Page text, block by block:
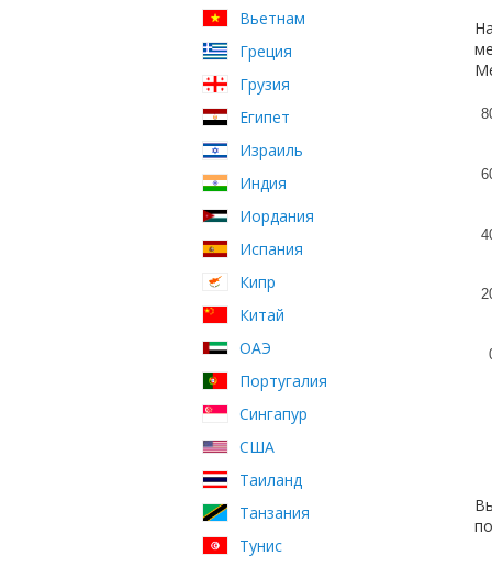
Вьетнам
Греция
Грузия
Египет
Израиль
Индия
Иордания
Испания
Кипр
Китай
ОАЭ
Португалия
Сингапур
США
Таиланд
Танзания
Тунис